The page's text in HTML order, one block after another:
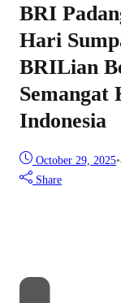
BRI
Hari
BRILian
Semangat
Indonesia
October 29, 2025•
Share